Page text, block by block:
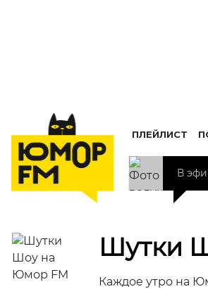
ПЛЕЙЛИСТ
В
Шутки
Каждое утро на